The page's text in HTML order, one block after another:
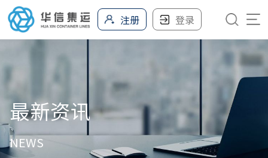
注册 登录
最新资讯
NEWS